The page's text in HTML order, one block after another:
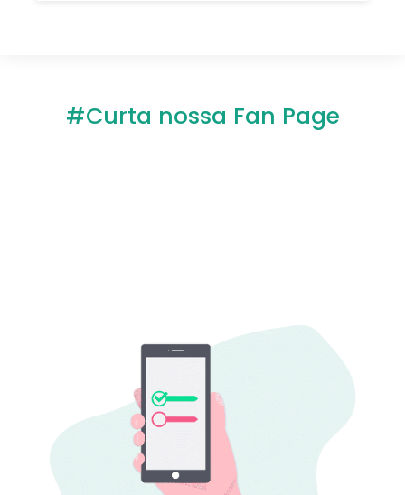
#Curta nossa Fan Page